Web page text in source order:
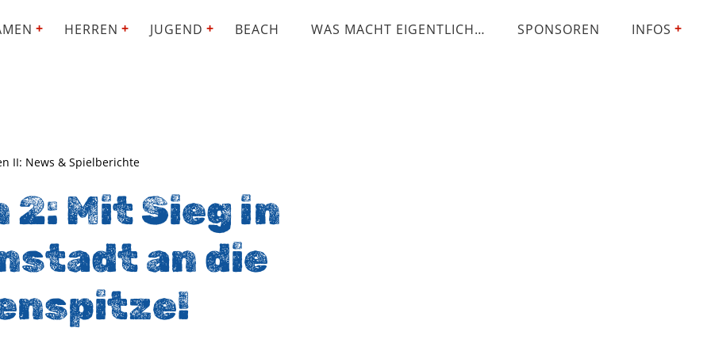
HERREN JUGEND BEACH WAS MACHT EIGENTLICH… SPONSOREN INFOS
II: News & Spielberichte
2: Mit Sieg in
an die